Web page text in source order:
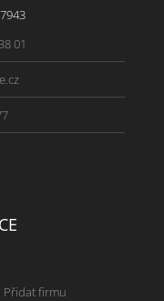
01
Přidat firmu